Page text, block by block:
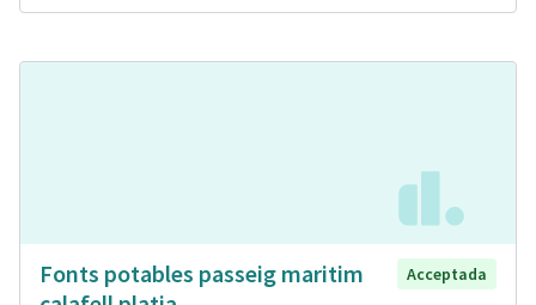
Fonts potables passeig maritim
Acceptada